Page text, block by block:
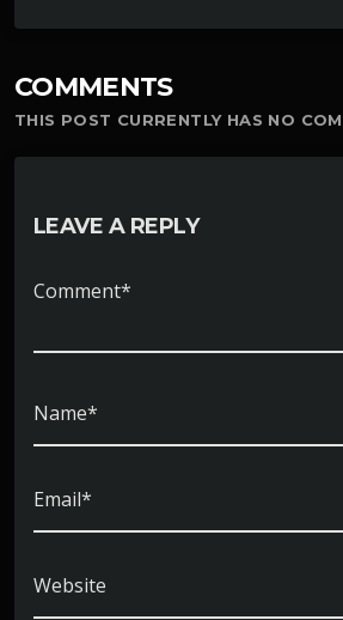
COMMENTS
THIS POST CURRENTLY HAS NO
LEAVE A REPLY
Comment*
Name*
Email*
Website